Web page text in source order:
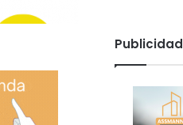
Publicidad